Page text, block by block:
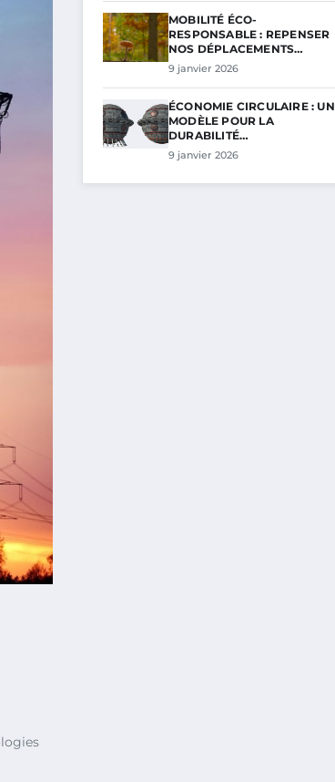
MOBILITÉ ÉCO-
RESPONSABLE : REPENSER
NOS DÉPLACEMENTS…
9 janvier 2026
ÉCONOMIE CIRCULAIRE : UN
MODÈLE POUR LA
DURABILITÉ…
9 janvier 2026